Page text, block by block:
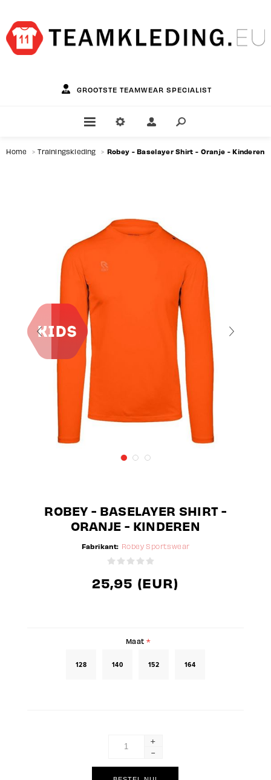
GROOTSTE TEAMWEAR SPECIALIST
Home > Trainingskleding > Robey - Baselayer Shirt - Oranje - Kinderen
ROBEY - BASELAYER SHIRT -
ORANJE - KINDEREN
Fabrikant: Robey Sportswear
25,95 (EUR)
Maat *
128 140 152 164
+
-